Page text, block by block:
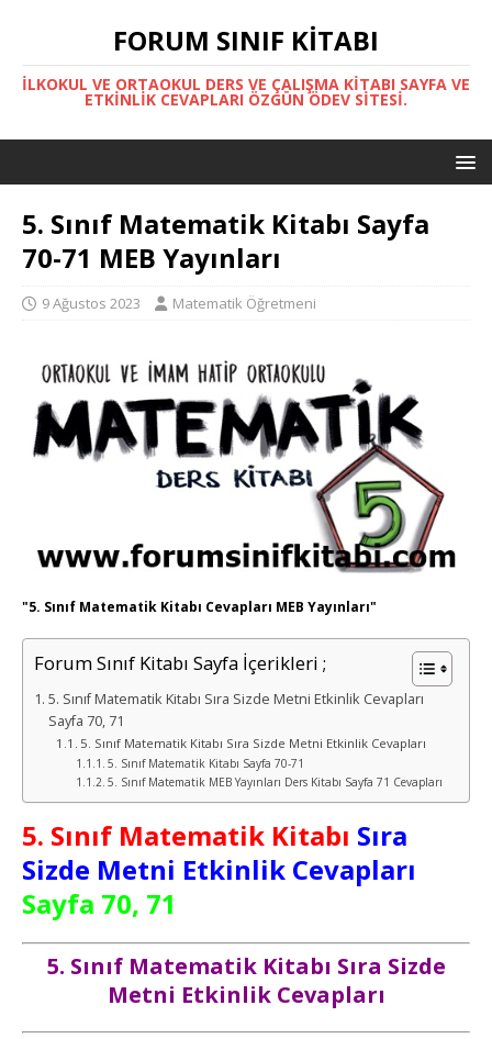
FORUM SINIF KITABI
İLKOKUL VE ORTAOKUL DERS VE ÇALIŞMA KITABI SAYFA VE
ETKINLIK CEVAPLARI ÖZGÜN ÖDEV SITESI.
5. Sınıf Matematik Kitabı Sayfa
70-71 MEB Yayınları
9 Ağustos 2023 Matematik Öğretmeni
"5. Sınıf Matematik Kitabı Cevapları MEB Yayınları"
Forum Sınıf Kitabı Sayfa İçerikleri ;
5. Sınıf Matematik Kitabı Sıra Sizde Metni Etkinlik Cevapları
Sayfa 70, 71
5. Sınıf Matematik Kitabı Sıra Sizde Metni Etkinlik Cevapları
5. Sınıf Matematik Kitabı Sayfa 70-71
5. Sınıf Matematik MEB Yayınları Ders Kitabı Sayfa 71 Cevapları
5. Sınıf Matematik Kitabı Sıra
Sizde Metni Etkinlik Cevapları
Sayfa 70, 71
5. Sınıf Matematik Kitabı Sıra Sizde
Metni Etkinlik Cevapları